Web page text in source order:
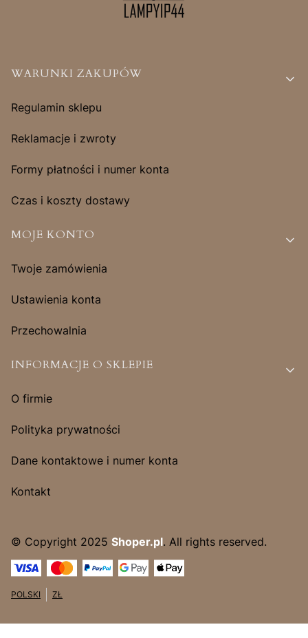
Linki w stopce
WARUNKI ZAKUPÓW
Regulamin sklepu
Reklamacje i zwroty
Formy płatności i numer konta
Czas i koszty dostawy
MOJE KONTO
Twoje zamówienia
Ustawienia konta
Przechowalnia
INFORMACJE O SKLEPIE
O firmie
Polityka prywatności
Dane kontaktowe i numer konta
Kontakt
© Copyright 2025 Shoper.pl. All rights reserved.
POLSKI ZŁ